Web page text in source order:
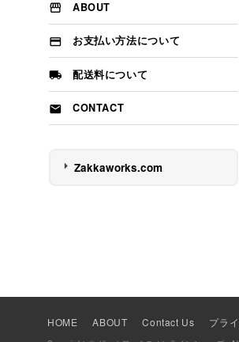
エルアルテ デルオリヴォ
エル トランスバル
オティネッティ
ギマランイス イ ローザ
グラファイ リヒテ
クラークト
ファブリカント
ABOUT
お支払い方法について
配送料について
CONTACT
Zakkaworks.com
HOME ABOUT Contact Us プラ